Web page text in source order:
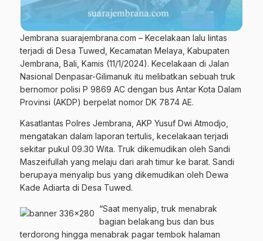
Jembrana suarajembrana.com – Kecelakaan lalu lintas
terjadi di Desa Tuwed, Kecamatan Melaya, Kabupaten
Jembrana, Bali, Kamis (11/1/2024). Kecelakaan di Jalan
Nasional Denpasar-Gilimanuk itu melibatkan sebuah truk
bernomor polisi P 9869 AC dengan bus Antar Kota Dalam
Provinsi (AKDP) berpelat nomor DK 7874 AE.
Kasatlantas Polres Jembrana, AKP Yusuf Dwi Atmodjo,
mengatakan dalam laporan tertulis, kecelakaan terjadi
sekitar pukul 09.30 Wita. Truk dikemudikan oleh Sandi
Maszeifullah yang melaju dari arah timur ke barat. Sandi
berupaya menyalip bus yang dikemudikan oleh Dewa
Kade Adiarta di Desa Tuwed.
“Saat menyalip, truk menabrak
bagian belakang bus dan bus
terdorong hingga menabrak pagar tembok halaman